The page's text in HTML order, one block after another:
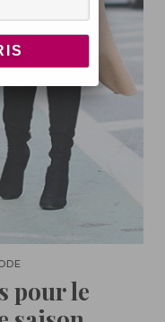
pour le